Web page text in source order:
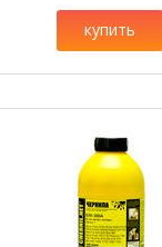
купить